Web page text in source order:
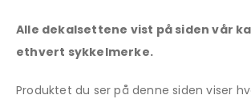
Alle dekalsettene vist på siden vår
ethvert sykkelmerke.
Produktet du ser på denne siden viser